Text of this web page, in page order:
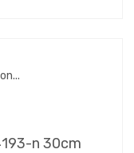
n 30cm